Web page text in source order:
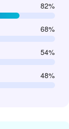
82%
68%
54%
48%